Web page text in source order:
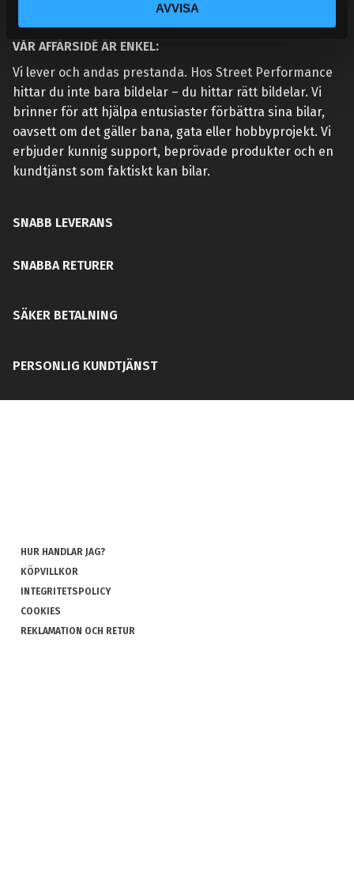
AVVISA
VÅR AFFÄRSIDÉ ÄR ENKEL:
Vi lever och andas prestanda. Hos Street Performance
hittar du inte bara bildelar – du hittar rätt bildelar. Vi
brinner för att hjälpa entusiaster förbättra sina bilar,
oavsett om det gäller bana, gata eller hobbyprojekt. Vi
erbjuder kunnig support, beprövade produkter och en
kundtjänst som faktiskt kan bilar.
SNABB LEVERANS
SNABBA RETURER
SÄKER BETALNING
PERSONLIG KUNDTJÄNST
HUR HANDLAR JAG?
KÖPVILLKOR
INTEGRITETSPOLICY
COOKIES
REKLAMATION OCH RETUR